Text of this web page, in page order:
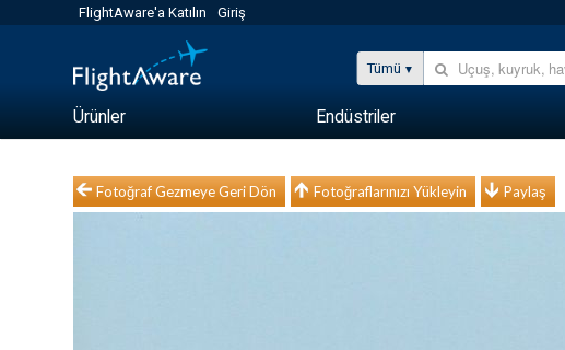
FlightAware'a Katılın Giriş
Tümü
Ürünler Endüstriler
Fotoğraf Gezmeye Geri Dön Fotoğraflarınızı Yükleyin Paylaş